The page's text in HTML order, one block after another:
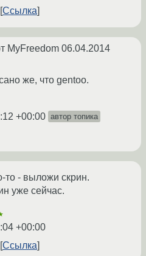
Ссылка
MyFreedom 06.04.2014
же, что gentoo.
+00:00 автор топика
то - выложи скрин.
уже сейчас.
+00:00
Ссылка